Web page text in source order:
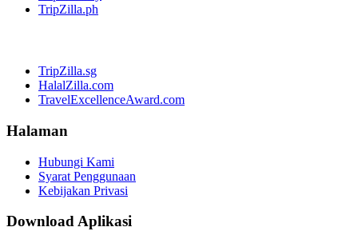
TripZilla.ph
TripZilla.sg
HalalZilla.com
TravelExcellenceAward.com
Halaman
Hubungi Kami
Syarat Penggunaan
Kebijakan Privasi
Download Aplikasi